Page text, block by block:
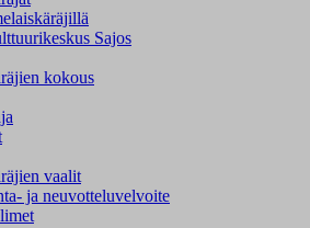
Sajos
kokous
vaalit
ja neuvotteluvelvoite